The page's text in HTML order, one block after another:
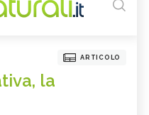
ARTICOLO
la